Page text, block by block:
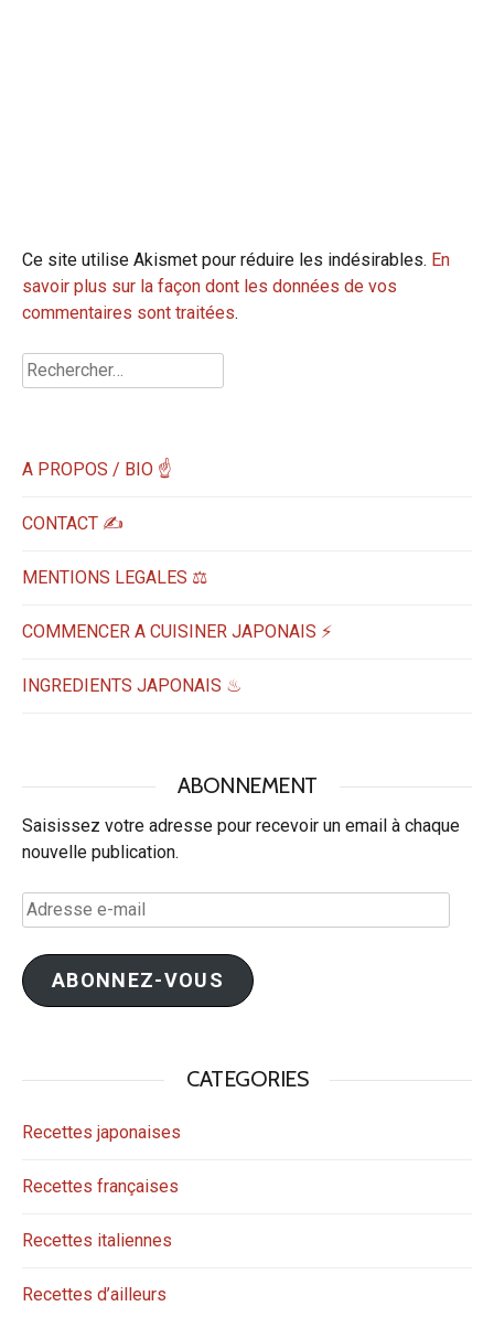
Ce site utilise Akismet pour réduire les indésirables. En
savoir plus sur la façon dont les données de vos
commentaires sont traitées.
Rechercher :
A PROPOS / BIO ☝
CONTACT ✍️
MENTIONS LEGALES ⚖️
COMMENCER A CUISINER JAPONAIS ⚡
INGREDIENTS JAPONAIS ♨
ABONNEMENT
Saisissez votre adresse pour recevoir un email à chaque
nouvelle publication.
Adresse
e-
mail
ABONNEZ-VOUS
CATEGORIES
Recettes japonaises
Recettes françaises
Recettes italiennes
Recettes d’ailleurs